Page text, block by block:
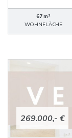
67 m²
WOHNFLÄCHE
269.000,- €